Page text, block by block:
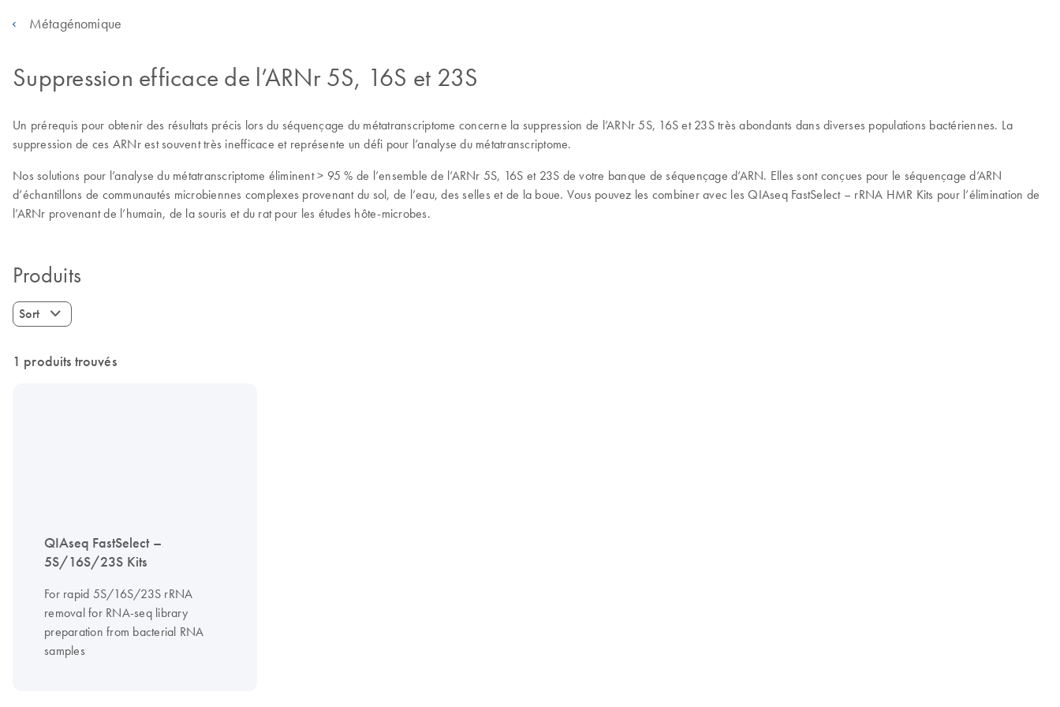
Métagénomique
Suppression efficace de l’ARNr 5S, 16S et 23S
Un prérequis pour obtenir des résultats précis lors du séquençage du métatranscriptome concerne la suppression de l’ARNr 5S, 16S et 23S très abondants dans diverses populations bactériennes. La
suppression de ces ARNr est souvent très inefficace et représente un défi pour l’analyse du métatranscriptome.
Nos solutions pour l’analyse du métatranscriptome éliminent > 95 % de l’ensemble de l’ARNr 5S, 16S et 23S de votre banque de séquençage d’ARN. Elles sont conçues pour le séquençage d’ARN
d’échantillons de communautés microbiennes complexes provenant du sol, de l’eau, des selles et de la boue. Vous pouvez les combiner avec les QIAseq FastSelect – rRNA HMR Kits pour l’élimination de
l’ARNr provenant de l’humain, de la souris et du rat pour les études hôte-microbes.
Produits
Sort
1 produits trouvés
QIAseq FastSelect –
5S/16S/23S Kits
For rapid 5S/16S/23S rRNA
removal for RNA-seq library
preparation from bacterial RNA
samples